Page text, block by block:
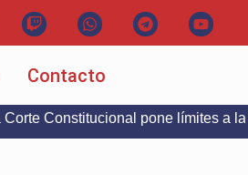
Contacto
pone límites a la libertad